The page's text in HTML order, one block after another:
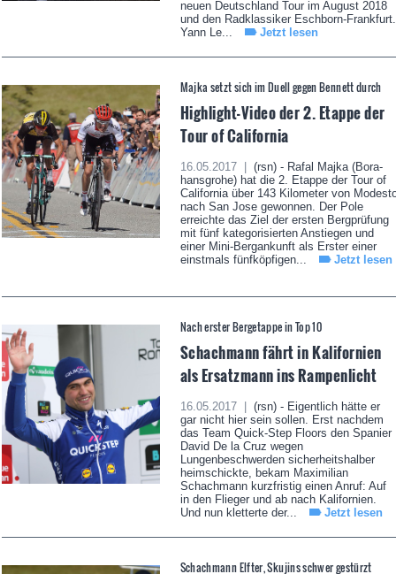
neuen Deutschland Tour im August 2018
und den Radklassiker Eschborn-Frankfurt.
Yann Le...
Jetzt lesen
Majka setzt sich im Duell gegen Bennett durch
Highlight-Video der 2. Etappe der
Tour of California
16.05.2017 |
(rsn) - Rafal Majka (Bora-
hansgrohe) hat die 2. Etappe der Tour of
California über 143 Kilometer von
nach San Jose gewonnen. Der Pole
erreichte das Ziel der ersten Bergprüfung
mit fünf kategorisierten Anstiegen und
einer Mini-Bergankunft als Erster einer
einstmals fünfköpfigen...
Jetzt lesen
Nach erster Bergetappe in Top 10
Schachmann fährt in Kalifornien
als Ersatzmann ins Rampenlicht
16.05.2017 |
(rsn) - Eigentlich hätte er
gar nicht hier sein sollen. Erst nachdem
das Team Quick-Step Floors den Spanier
David De la Cruz wegen
Lungenbeschwerden sicherheitshalber
heimschickte, bekam Maximilian
Schachmann kurzfristig einen Anruf: Auf
in den Flieger und ab nach Kalifornien.
Und nun kletterte der...
Jetzt lesen
Schachmann Elfter, Skujins schwer gestürzt